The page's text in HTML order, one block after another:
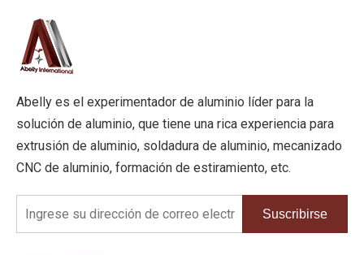
Abelly es el experimentador de aluminio líder para la
solución de aluminio, que tiene una rica experiencia para
extrusión de aluminio, soldadura de aluminio, mecanizado
CNC de aluminio, formación de estiramiento, etc.
Suscribirse